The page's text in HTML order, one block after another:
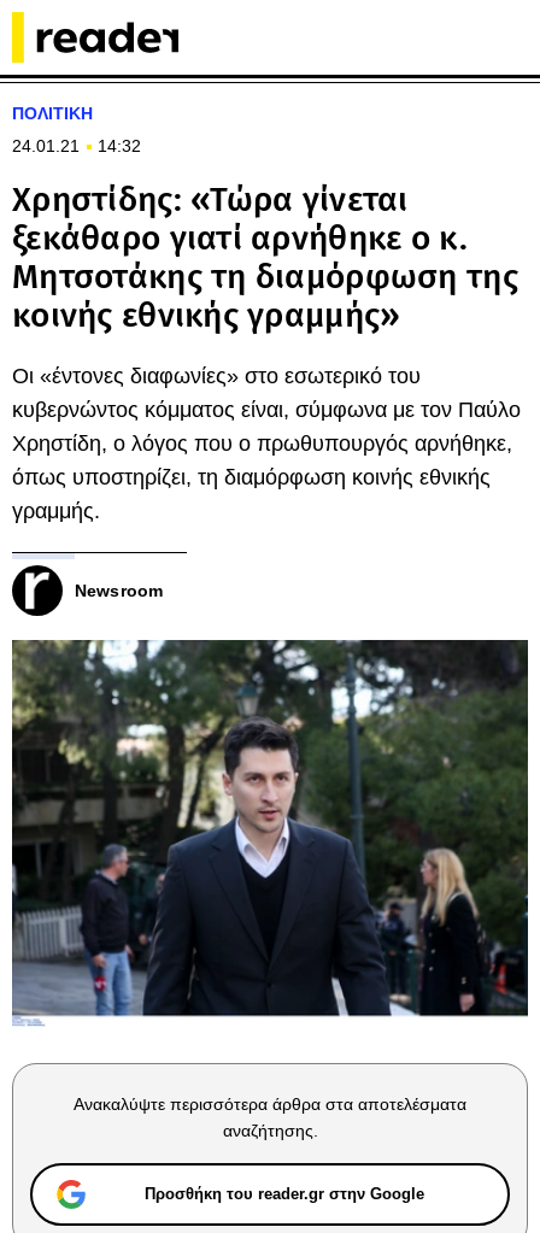
ΠΟΛΙΤΙΚΗ
24.01.21
14:32
Χρηστίδης: «Τώρα γίνεται
ξεκάθαρο γιατί αρνήθηκε ο κ.
Μητσοτάκης τη διαμόρφωση της
κοινής εθνικής γραμμής»
Οι «έντονες διαφωνίες» στο εσωτερικό του
κυβερνώντος κόμματος είναι, σύμφωνα με τον Παύλο
Χρηστίδη, ο λόγος που ο πρωθυπουργός αρνήθηκε,
όπως υποστηρίζει, τη διαμόρφωση κοινής εθνικής
γραμμής.
Newsroom
Ανακαλύψτε περισσότερα άρθρα στα αποτελέσματα
αναζήτησης.
Προσθήκη του reader.gr στην Google